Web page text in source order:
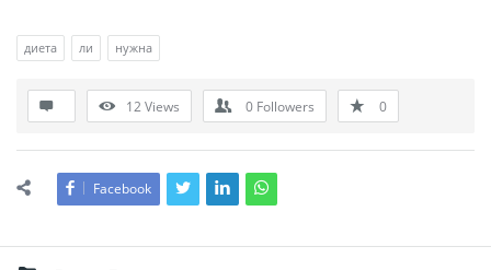
диета ли нужна
12Views 0 Followers 0
Facebook
Sidebar